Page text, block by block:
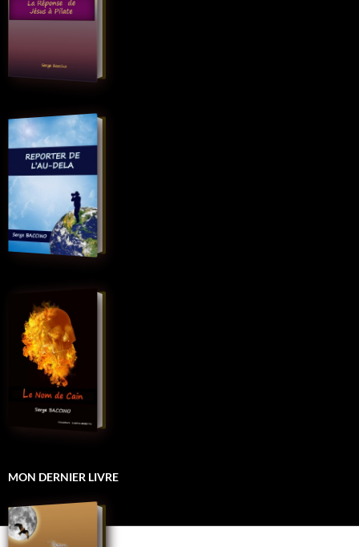
MON DERNIER LIVRE